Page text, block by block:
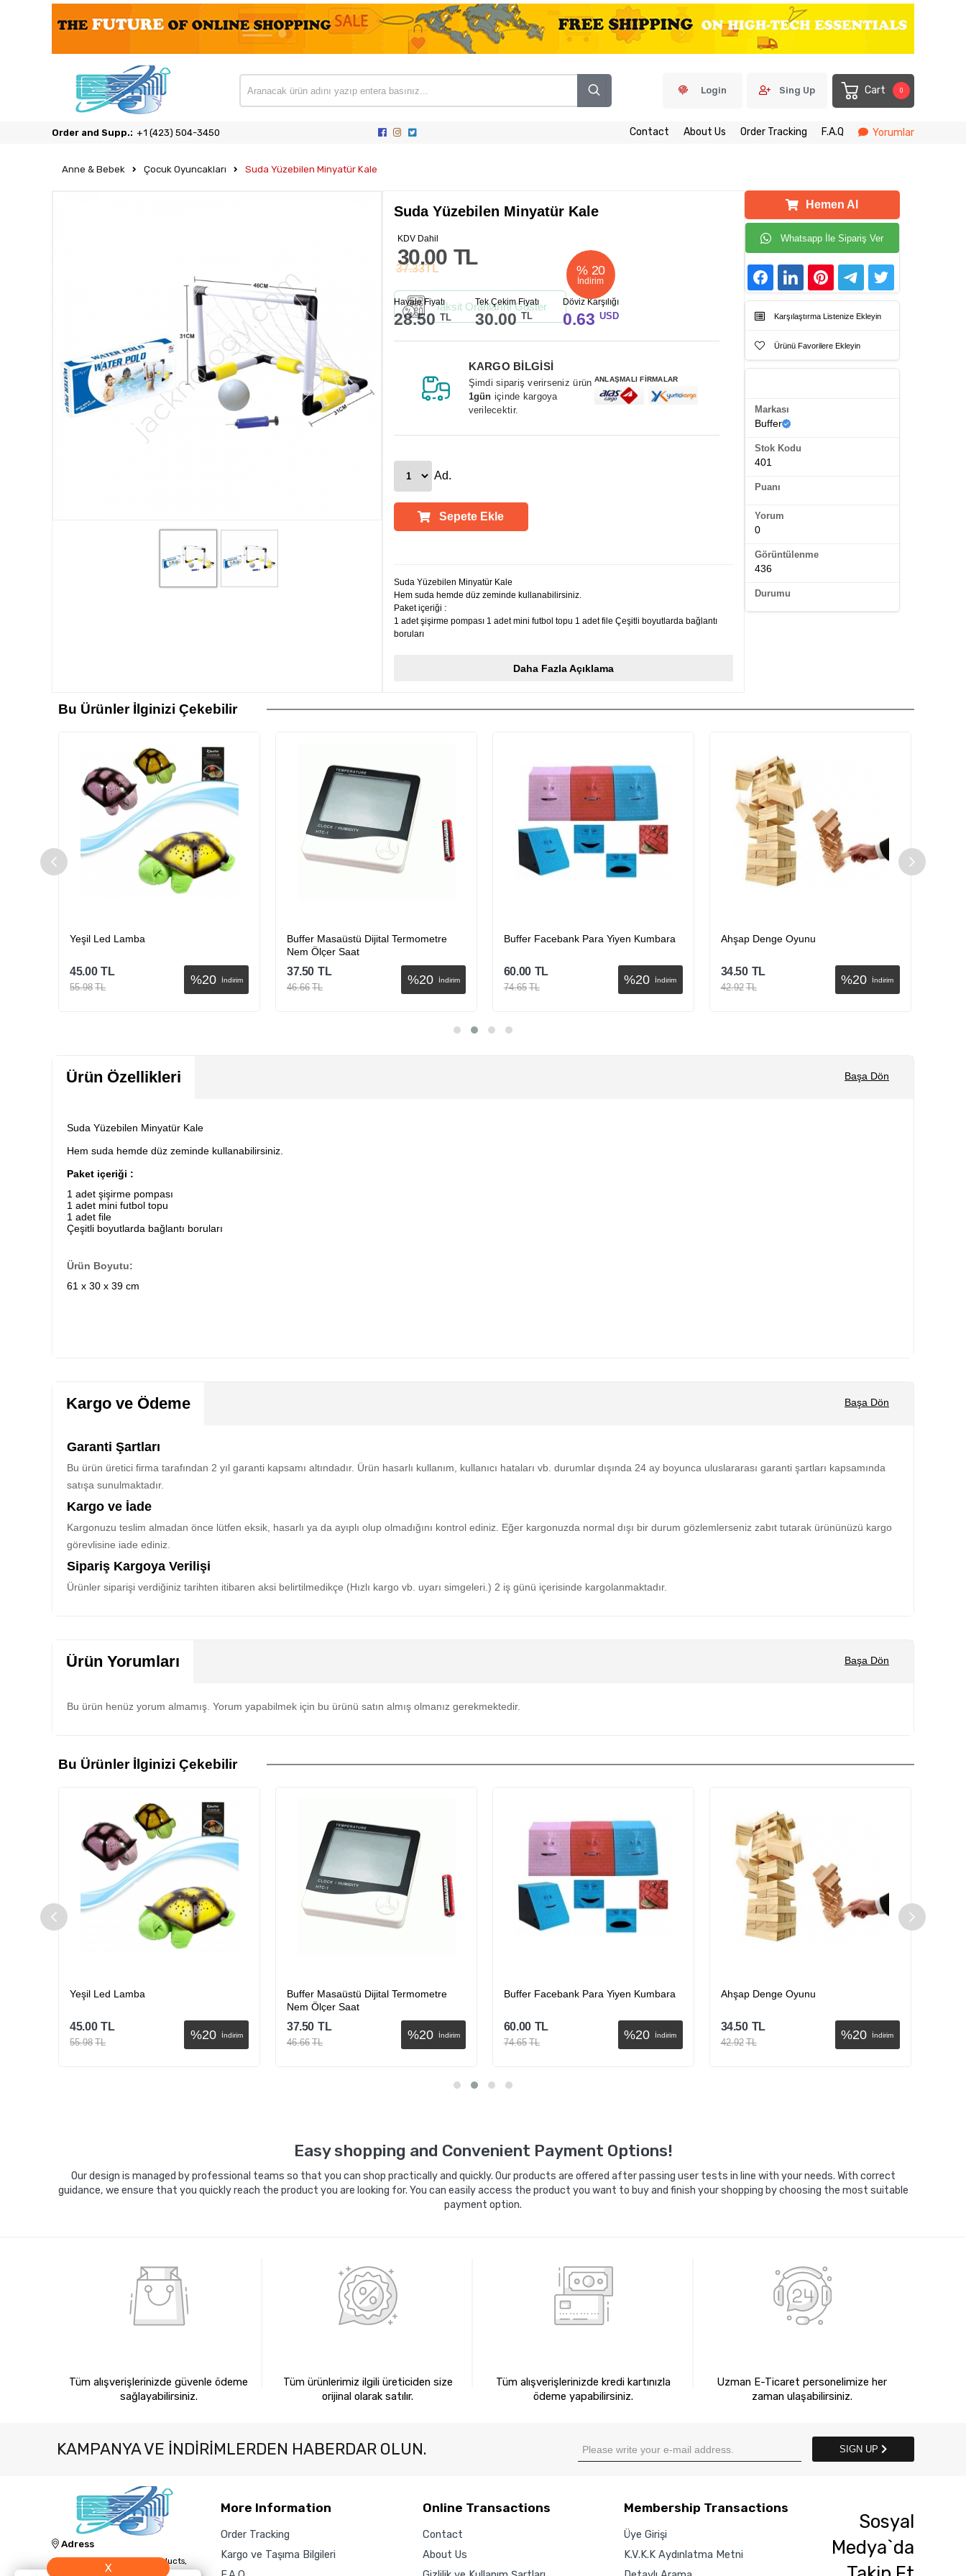
Login Sing Up Cart 0
Order and Supp.: ‎+1 (423) 504-3450 Contact About Us Order Tracking F.A.Q Yorumlar
Anne & Bebek Çocuk Oyuncakları Suda Yüzebilen Minyatür Kale
Suda Yüzebilen Minyatür Kale
% 20
İndirim
37.33TL
30.00 TL
KDV Dahil
Havale Fiyatı
28.50 TL
Tek Çekim Fiyatı
30.00 TL
Döviz Karşılığı
0.63 USD
Taksit Oranlarını Göster
KARGO BİLGİSİ
Şimdi sipariş verirseniz ürün
1gün içinde kargoya
verilecektir.
ANLAŞMALI FİRMALAR
Ad.
Sepete Ekle
Suda Yüzebilen Minyatür Kale
Hem suda hemde düz zeminde kullanabilirsiniz.
Paket içeriği :
1 adet şişirme pompası 1 adet mini futbol topu 1 adet file Çeşitli boyutlarda bağlantı
boruları
Daha Fazla Açıklama
Hemen Al
Whatsapp İle Sipariş Ver
Karşılaştırma Listenize Ekleyin
Ürünü Favorilere Ekleyin
Markası
Buffer
Stok Kodu
401
Puanı
Yorum
0
Görüntülenme
436
Durumu
Bu Ürünler İlginizi Çekebilir
Yeşil Led Lamba
%20 İndirim
45.00 TL
55.98 TL
Buffer Masaüstü Dijital Termometre
Nem Ölçer Saat
%20 İndirim
37.50 TL
46.66 TL
Buffer Facebank Para Yiyen Kumbara
%20 İndirim
60.00 TL
74.65 TL
Ahşap Denge Oyunu
%20 İndirim
34.50 TL
42.92 TL
Ürün Özellikleri Başa Dön
Suda Yüzebilen Minyatür Kale
Hem suda hemde düz zeminde kullanabilirsiniz.
Paket içeriği :
1 adet şişirme pompası
1 adet mini futbol topu
1 adet file
Çeşitli boyutlarda bağlantı boruları
Ürün Boyutu:
61 x 30 x 39 cm
Kargo ve Ödeme Başa Dön
Garanti Şartları
Bu ürün üretici firma tarafından 2 yıl garanti kapsamı altındadır. Ürün hasarlı kullanım, kullanıcı hataları vb. durumlar dışında 24 ay boyunca uluslararası garanti şartları kapsamında
satışa sunulmaktadır.
Kargo ve İade
Kargonuzu teslim almadan önce lütfen eksik, hasarlı ya da ayıplı olup olmadığını kontrol ediniz. Eğer kargonuzda normal dışı bir durum gözlemlerseniz zabıt tutarak ürününüzü kargo
görevlisine iade ediniz.
Sipariş Kargoya Verilişi
Ürünler siparişi verdiğiniz tarihten itibaren aksi belirtilmedikçe (Hızlı kargo vb. uyarı simgeleri.) 2 iş günü içerisinde kargolanmaktadır.
Ürün Yorumları Başa Dön
Bu ürün henüz yorum almamış. Yorum yapabilmek için bu ürünü satın almış olmanız gerekmektedir.
Bu Ürünler İlginizi Çekebilir
Yeşil Led Lamba
%20 İndirim
45.00 TL
55.98 TL
Buffer Masaüstü Dijital Termometre
Nem Ölçer Saat
%20 İndirim
37.50 TL
46.66 TL
Buffer Facebank Para Yiyen Kumbara
%20 İndirim
60.00 TL
74.65 TL
Ahşap Denge Oyunu
%20 İndirim
34.50 TL
42.92 TL
Easy shopping and Convenient Payment Options!
Our design is managed by professional teams so that you can shop practically and quickly. Our products are offered after passing user tests in line with your needs. With correct
guidance, we ensure that you quickly reach the product you are looking for. You can easily access the product you want to buy and finish your shopping by choosing the most suitable
payment option.
Tüm alışverişlerinizde güvenle ödeme
sağlayabilirsiniz.
Tüm ürünlerimiz ilgili üreticiden size
orijinal olarak satılır.
Tüm alışverişlerinizde kredi kartınızla
ödeme yapabilirsiniz.
Uzman E-Ticaret personelimize her
zaman ulaşabilirsiniz.
KAMPANYA VE INDIRIMLERDEN HABERDAR OLUN. SIGN UP
Adress
Jacknology IT, Cleaning Products,
and Technology Sales and Supply
More Information
Order Tracking
Kargo ve Taşıma Bilgileri
Online Transactions
Contact
About Us
Membership Transactions
Üye Girişi
K.V.K.K Aydınlatma Metni
Sosyal
Medya`da
X